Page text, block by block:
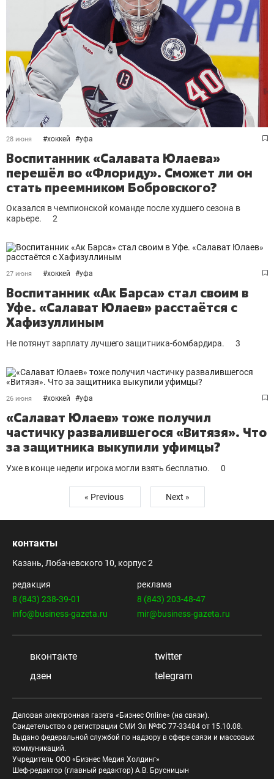
28 июня #хоккей #уфа
Воспитанник «Салавата Юлаева»
перешёл во «Флориду». Сможет ли он
стать преемником Бобровского?
Оказался в чемпионской команде после худшего сезона в
карьере.
2
27 июня #хоккей #уфа
Воспитанник «Ак Барса» стал своим в
Уфе. «Салават Юлаев» расстаётся с
Хафизуллиным
Не потянут зарплату лучшего защитника-бомбардира. 3
26 июня #хоккей #уфа
«Салават Юлаев» тоже получил
частичку развалившегося «Витязя». Что
за защитника выкупили уфимцы?
Уже в конце недели игрока могли взять бесплатно. 0
« Previous Next »
контакты
Казань, Лобачевского 10, корпус 2
редакция
8 (843) 238-39-01
info@business-gazeta.ru
реклама
8 (843) 203-48-47
mir@business-gazeta.ru
вконтакте
twitter
дзен
telegram
Деловая электронная газета «Бизнес Online» (на связи).
Свидетельство о регистрации СМИ Эл №ФС 77-33484 от 15.10.08.
Выдано федеральной службой по надзору в сфере связи и массовых
коммуникаций.
Учредитель ООО «Бизнес Медия Холдинг»
Шеф-редактор (главный редактор) А.В. Брусницын